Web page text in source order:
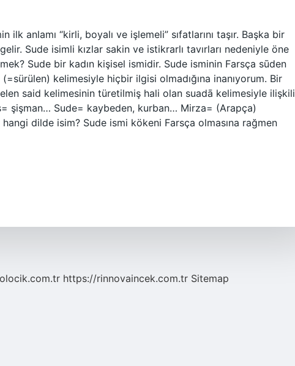
ilk anlamı “kirli, boyalı ve işlemeli” sıfatlarını taşır. Başka bir
Sude isimli kızlar sakin ve istikrarlı tavırları nedeniyle öne
Sude bir kadın kişisel ismidir. Sude isminin Farsça sūden
kelimesiyle hiçbir ilgisi olmadığına inanıyorum. Bir
said kelimesinin türetilmiş hali olan suadā kelimesiyle ilişkili
şişman… Sude= kaybeden, kurban… Mirza= (Arapça)
dilde isim? Sude ismi kökeni Farsça olmasına rağmen
https://rinnovaincek.com.tr Sitemap